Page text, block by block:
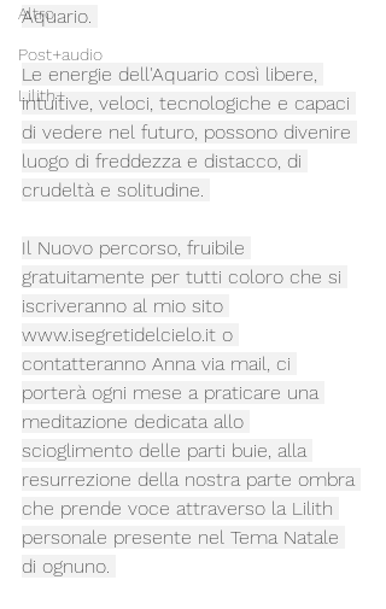
Altro
Post+audio
Lilith+
Aquario.
Le energie dell'Aquario così libere,
intuitive, veloci, tecnologiche e capaci
di vedere nel futuro, possono divenire
luogo di freddezza e distacco, di
crudeltà e solitudine.
Il Nuovo percorso, fruibile
gratuitamente per tutti coloro che si
iscriveranno al mio sito
www.isegretidelcielo.it o
contatteranno Anna via mail, ci
porterà ogni mese a praticare una
meditazione dedicata allo
scioglimento delle parti buie, alla
resurrezione della nostra parte ombra
che prende voce attraverso la Lilith
personale presente nel Tema Natale
di ognuno.